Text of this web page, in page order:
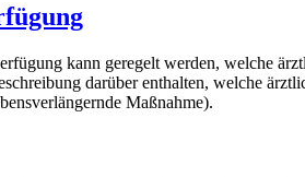
kann geregelt werden, welche
darüber enthalten, welche
Maßnahme).